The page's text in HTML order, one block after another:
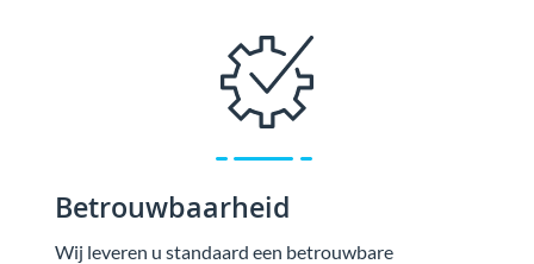
Betrouwbaarheid
Wij leveren u standaard een betrouwbare